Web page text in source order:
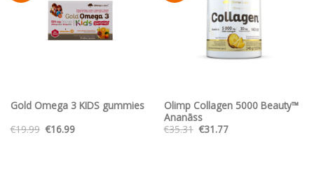
Gold Omega 3 KIDS gummies
€19.99 Original
€16.99Current
Olimp Collagen 5000 Beauty™
Ananāss
€35.31 Original
€31.77Current